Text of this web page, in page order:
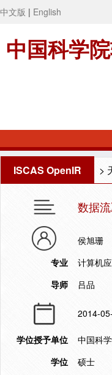
中文版 | English
中国科学
ISCAS OpenIR >
数据
侯旭珊
专业
计算机
导师
吕品
2014-
学位授予单位
中国科
学位
硕士